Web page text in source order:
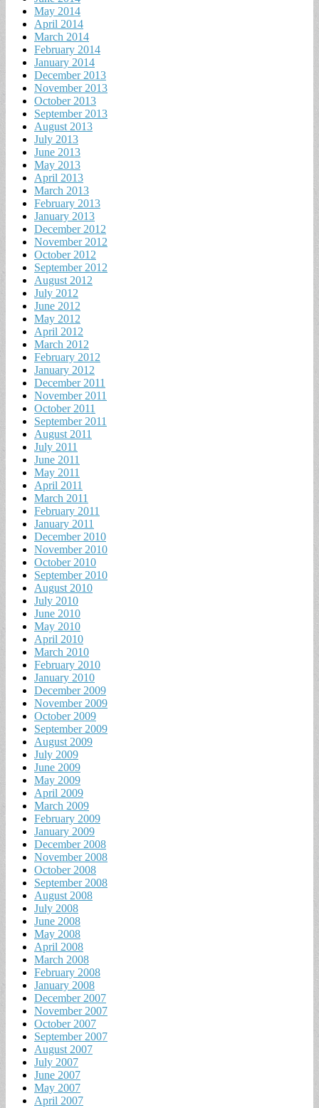
May 2014
April 2014
March 2014
February 2014
January 2014
December 2013
November 2013
October 2013
September 2013
August 2013
July 2013
June 2013
May 2013
April 2013
March 2013
February 2013
January 2013
December 2012
November 2012
October 2012
September 2012
August 2012
July 2012
June 2012
May 2012
April 2012
March 2012
February 2012
January 2012
December 2011
November 2011
October 2011
September 2011
August 2011
July 2011
June 2011
May 2011
April 2011
March 2011
February 2011
January 2011
December 2010
November 2010
October 2010
September 2010
August 2010
July 2010
June 2010
May 2010
April 2010
March 2010
February 2010
January 2010
December 2009
November 2009
October 2009
September 2009
August 2009
July 2009
June 2009
May 2009
April 2009
March 2009
February 2009
January 2009
December 2008
November 2008
October 2008
September 2008
August 2008
July 2008
June 2008
May 2008
April 2008
March 2008
February 2008
January 2008
December 2007
November 2007
October 2007
September 2007
August 2007
July 2007
June 2007
May 2007
April 2007